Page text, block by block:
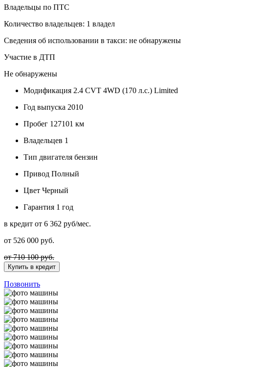
Владельцы по ПТС
Количество владельцев: 1 владел
Сведения об использовании в такси: не обнаружены
Участие в ДТП
Не обнаружены
Модификация 2.4 CVT 4WD (170 л.с.) Limited
Год выпуска 2010
Пробег 127101 км
Владельцев 1
Тип двигателя бензин
Привод Полный
Цвет Черный
Гарантия 1 год
в кредит от 6 362 руб/мес.
от 526 000 руб.
от 710 100 руб.
Купить в кредит
Позвонить